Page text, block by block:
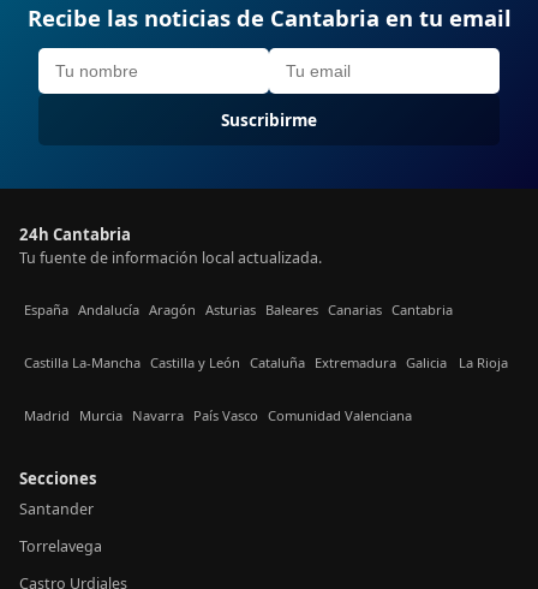
Recibe las noticias de Cantabria en tu email
Suscribirme
24h Cantabria
Tu fuente de información local actualizada.
España Andalucía Aragón Asturias Baleares Canarias Cantabria
Castilla La-Mancha Castilla y León Cataluña Extremadura Galicia La Rioja
Madrid Murcia Navarra País Vasco Comunidad Valenciana
Secciones
Santander
Torrelavega
Castro Urdiales